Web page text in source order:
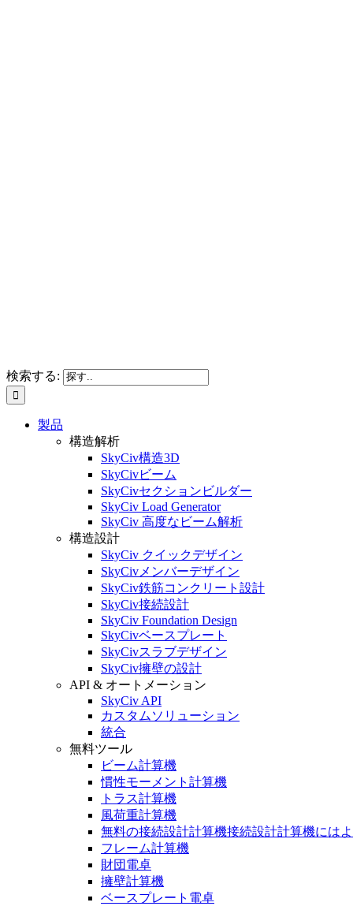
検索する:
製品
構造解析
SkyCiv構造3D
SkyCivビーム
SkyCivセクションビルダー
SkyCiv Load Generator
SkyCiv 高度なビーム解析
構造設計
SkyCiv クイックデザイン
SkyCivメンバーデザイン
SkyCiv鉄筋コンクリート設計
SkyCiv接続設計
SkyCiv Foundation Design
SkyCivベースプレート
SkyCivスラブデザイン
SkyCiv擁壁の設計
API & オートメーション
SkyCiv API
カスタムソリューション
統合
無料ツール
ビーム計算機
慣性モーメント計算機
トラス計算機
風荷重計算機
無料の接続設計計算機接続設計計算機には
フレーム計算機
財団電卓
擁壁計算機
ベースプレート電卓